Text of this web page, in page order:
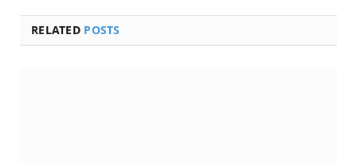
RELATED POSTS